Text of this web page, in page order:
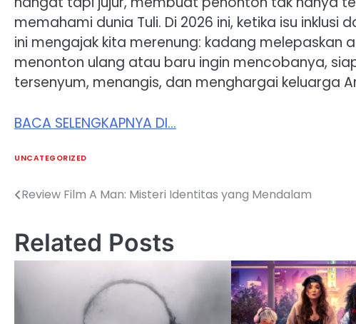
memahami dunia Tuli. Di 2026 ini, ketika isu
ini mengajak kita merenung: kadang melepaskan
menonton ulang atau baru ingin mencobanya,
tersenyum, menangis, dan menghargai keluarga
BACA SELENGKAPNYA DI…
UNCATEGORIZED
Post
Review Film A Man: Misteri Identitas yang Mendalam
Related Posts